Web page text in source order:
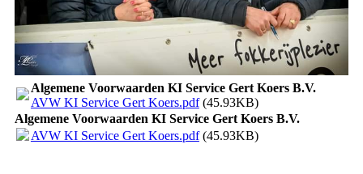
Algemene Voorwaarden KI Service Gert Koers B.V.
AVW KI Service Gert Koers.pdf(45.93KB)
Algemene Voorwaarden KI Service Gert Koers B.V.
AVW KI Service Gert Koers.pdf(45.93KB)